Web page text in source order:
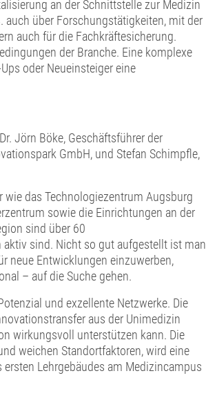
an der Schnittstelle zur Medizin
über Forschungstätigkeiten, mit der
auch für die Fachkräftesicherung.
der Branche. Eine komplexe
oder Neueinsteiger eine
Jörn Böke, Geschäftsführer der
GmbH, und Stefan Schimpfle,
wie das Technologiezentrum Augsburg
sowie die Einrichtungen an der
sind über 60
sind. Nicht so gut aufgestellt ist man
neue Entwicklungen einzuwerben,
– auf die Suche gehen.
und exzellente Netzwerke. Die
aus der Unimedizin
wirkungsvoll unterstützen kann. Die
weichen Standortfaktoren, wird eine
Lehrgebäudes am Medizincampus